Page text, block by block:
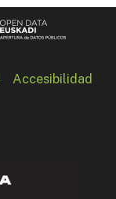
Accesibilidad